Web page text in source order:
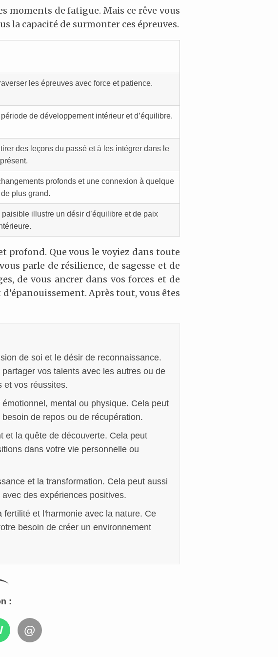
moments de fatigue. Mais ce rêve vous
la capacité de surmonter ces épreuves.
les épreuves avec force et patience.
de développement intérieur et d’équilibre.
des leçons du passé et à les intégrer dans le
présent.
profonds et une connexion à quelque
plus grand.
illustre un désir d’équilibre et de paix
profond. Que vous le voyiez dans toute
parle de résilience, de sagesse et de
de vous ancrer dans vos forces et de
Après tout, vous êtes
de soi et le désir de reconnaissance.
vos talents avec les autres ou de
et vos réussites.
mental ou physique. Cela peut
de repos ou de récupération.
et la quête de découverte. Cela peut
dans votre vie personnelle ou
et la transformation. Cela peut aussi
des expériences positives.
et l'harmonie avec la nature. Ce
besoin de créer un environnement
:
@